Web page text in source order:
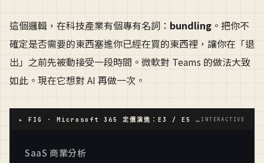
這個邏輯，在科技產業有個專有名詞： bundling 。把你不
確定是否需要的東西塞進你已經在買的東西裡，讓你在「退
出」之前先被動接受一段時間。微軟對 Teams 的做法大致
如此。現在它想對 AI 再做一次。
▸ FIG · Microsoft 365 定價演進：E3 / E5 / E7（2020–2026） INTERACTIVE